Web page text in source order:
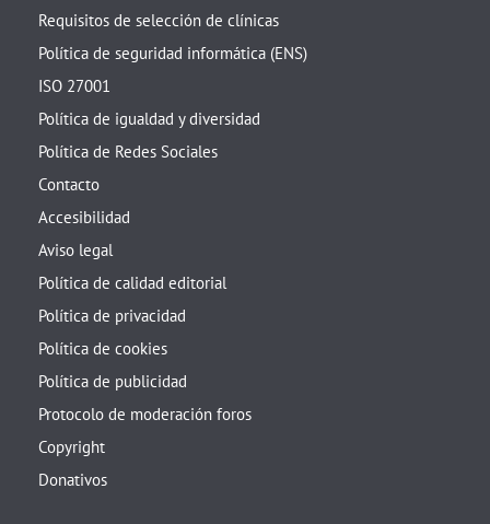
Requisitos de selección de clínicas
Política de seguridad informática (ENS)
ISO 27001
Política de igualdad y diversidad
Política de Redes Sociales
Contacto
Accesibilidad
Aviso legal
Política de calidad editorial
Política de privacidad
Política de cookies
Política de publicidad
Protocolo de moderación foros
Copyright
Donativos